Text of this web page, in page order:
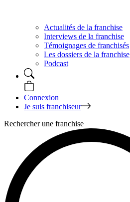
Actualités de la franchise
Interviews de la franchise
Témoignages de franchisés
Les dossiers de la franchise
Podcast
Connexion
Je suis franchiseur
Rechercher une franchise